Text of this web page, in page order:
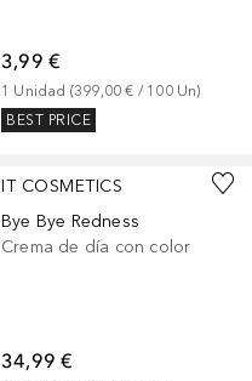
3,99 €
1 Unidad (399,00 € / 100 Un)
BEST PRICE
IT COSMETICS
Bye Bye Redness
Crema de día con color
34,99 €